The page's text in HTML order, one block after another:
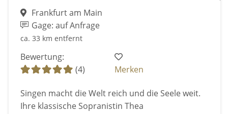
Frankfurt am Main
Gage: auf Anfrage
ca. 33 km entfernt
Bewertung:
(4)
Merken
Singen macht die Welt reich und die Seele weit.
Ihre klassische Sopranistin Thea